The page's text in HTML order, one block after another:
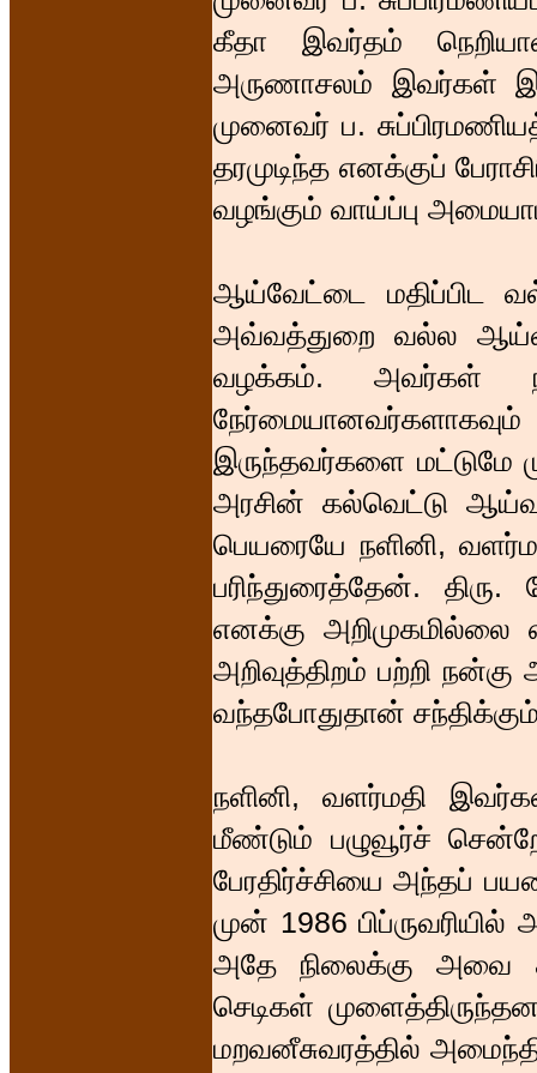
கீதா இவர்தம்
அருணாசலம் இவர்கள்
முனைவர் ப.
தரமுடிந்த எனக்குப்
வழங்கும் வாய்ப்பு
ஆய்வேட்டை மதிப்பிட
அவ்வத்துறை வல்ல
வழக்கம். அவர்கள்
இருந்தவர்களை மட்டுமே
அரசின் கல்வெட்டு
பெயரையே நளினி,
பரிந்துரைத்தேன்.
எனக்கு
அறிவுத்திறம் பற்றி
வந்தபோதுதான்
நளினி, வளர்மதி
மீண்டும் பழுவூர்ச்
பேரதிர்ச்சியை அந்தப்
முன் 1986
அதே நிலைக்கு அவை
செடிகள்
மறவனீசுவரத்தில்